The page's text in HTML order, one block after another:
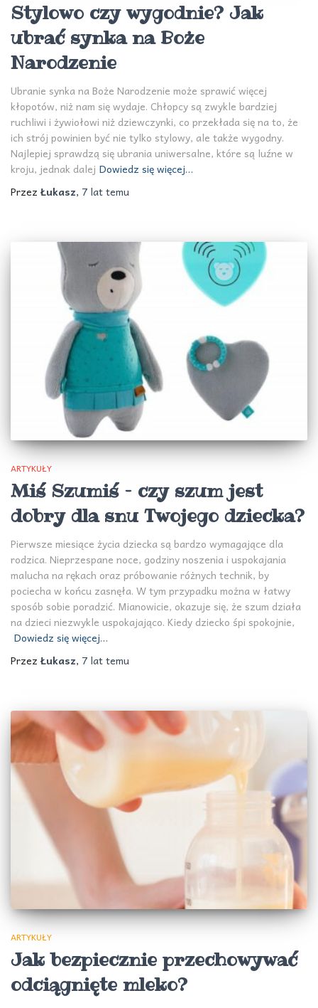
Stylowo czy wygodnie? Jak
ubrać synka na Boże
Narodzenie
Ubranie synka na Boże Narodzenie może sprawić więcej
kłopotów, niż nam się wydaje. Chłopcy są zwykle bardziej
ruchliwi i żywiołowi niż dziewczynki, co przekłada się na to, że
ich strój powinien być nie tylko stylowy, ale także wygodny.
Najlepiej sprawdzą się ubrania uniwersalne, które są luźne w
kroju, jednak dalej Dowiedz się więcej…
Przez Łukasz, 7 lattemu
ARTYKUŁY
Miś Szumiś – czy szum jest
dobry dla snu Twojego dziecka?
Pierwsze miesiące życia dziecka są bardzo wymagające dla
rodzica. Nieprzespane noce, godziny noszenia i uspokajania
malucha na rękach oraz próbowanie różnych technik, by
pociecha w końcu zasnęła. W tym przypadku można w łatwy
sposób sobie poradzić. Mianowicie, okazuje się, że szum działa
na dzieci niezwykle uspokajająco. Kiedy dziecko śpi spokojnie,
Dowiedz się więcej…
Przez Łukasz, 7 lattemu
ARTYKUŁY
Jak bezpiecznie przechowywać
odciągnięte mleko?